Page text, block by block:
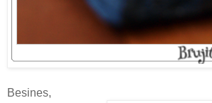
Besines,